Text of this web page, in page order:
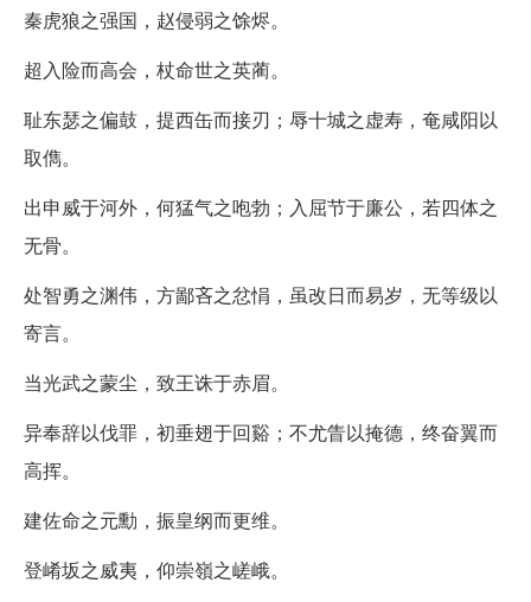
秦虎狼之强国，赵侵弱之馀烬。
超入险而高会，杖命世之英蔺。
耻东瑟之偏鼓，提西缶而接刃；辱十城之虚寿，奄咸阳以
取儁。
出申威于河外，何猛气之咆勃；入屈节于廉公，若四体之
无骨。
处智勇之渊伟，方鄙吝之忿悁，虽改日而易岁，无等级以
寄言。
当光武之蒙尘，致王诛于赤眉。
异奉辞以伐罪，初垂翅于回谿；不尤眚以掩德，终奋翼而
高挥。
建佐命之元勳，振皇纲而更维。
登崤坂之威夷，仰崇嶺之嵯峨。